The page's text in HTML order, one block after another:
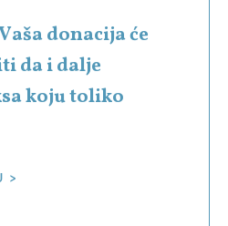
donacija će
da i dalje
koju toliko
>